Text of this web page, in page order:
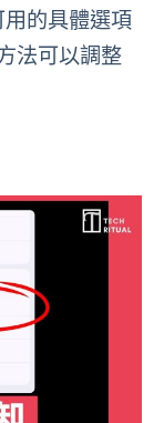
的具體選項
法可以調整